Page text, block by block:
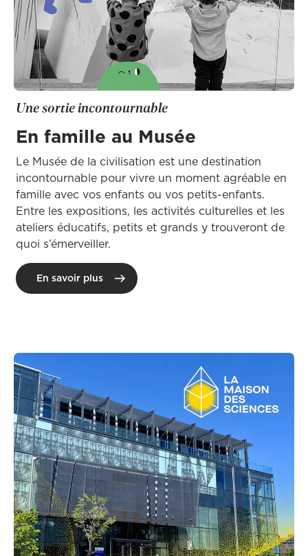
Une sortie incontournable
En famille au Musée
Le Musée de la civilisation est une destination
incontournable pour vivre un moment agréable en
famille avec vos enfants ou vos petits-enfants.
Entre les expositions, les activités culturelles et les
ateliers éducatifs, petits et grands y trouveront de
quoi s’émerveiller.
En savoir plus